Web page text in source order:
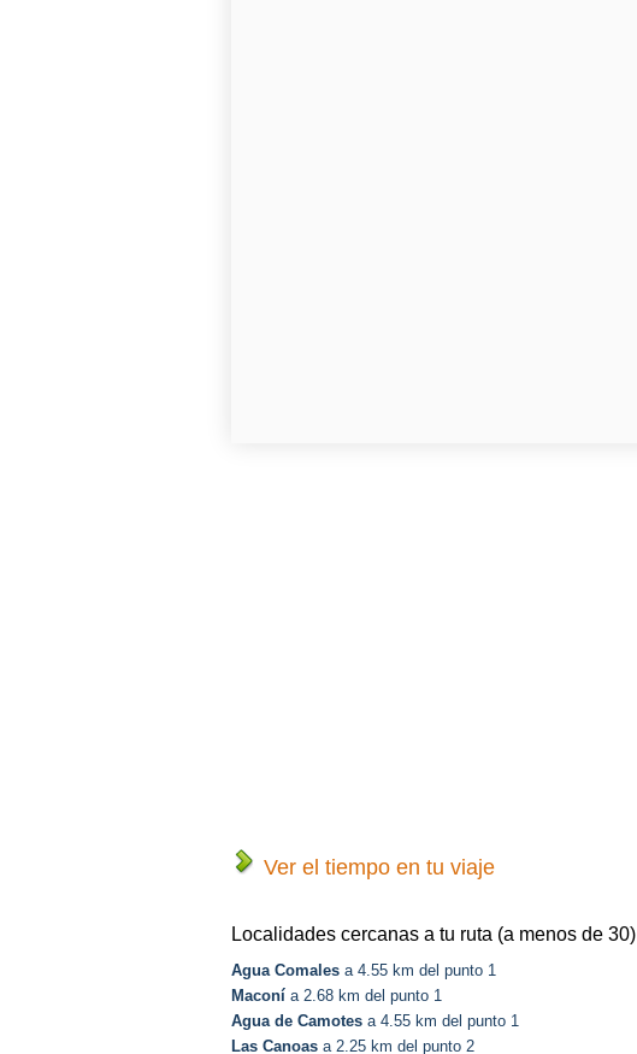
Ver el tiempo en tu viaje
Localidades cercanas a tu ruta (a menos de 30)
Agua Comales a 4.55 km del punto 1
Maconí a 2.68 km del punto 1
Agua de Camotes a 4.55 km del punto 1
Las Canoas a 2.25 km del punto 2